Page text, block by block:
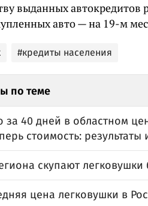
выданных автокредитов
авто — на 19-м
#кредиты населения
по теме
за 40 дней в областном
стоимость: результаты
скупают
цена легковушки в